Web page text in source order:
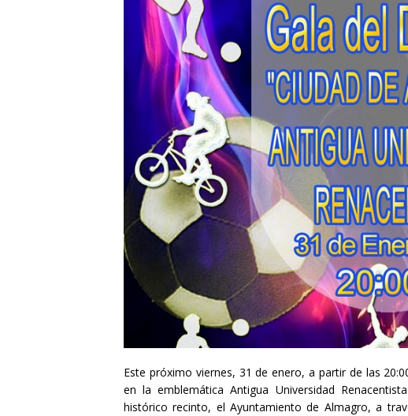
Este próximo viernes, 31 de enero, a partir de las
en la emblemática Antigua Universidad Renacentista
histórico recinto, el Ayuntamiento de Almagro, a